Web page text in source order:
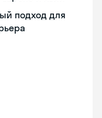
подход для